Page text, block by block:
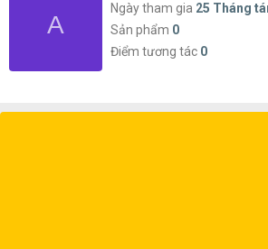
A
Ngày tham gia 25 Tháng
Sản phẩm 0
Điểm tương tác 0